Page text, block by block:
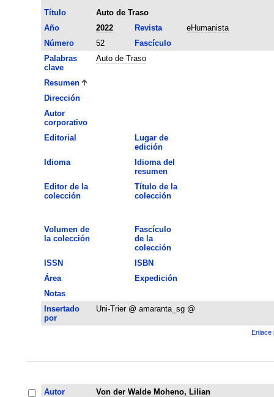
Título
Auto de Traso
Año
2022 Revista
eHumanista
Número
52
Fascículo
Palabras
clave
Auto de Traso
Resumen
Dirección
Autor
corporativo
Editorial
Lugar de
edición
Idioma
Idioma del
resumen
Editor de la
colección
Título de la
colección
Volumen de
la colección
Fascículo
de la
colección
ISSN
ISBN
Área
Expedición
Notas
Insertado
por
Uni-Trier @ amaranta_sg @
Enlace
Autor
Von der Walde Moheno, Lilian